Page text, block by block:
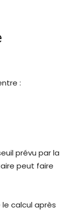
:
prévu par la
peut faire
calcul après